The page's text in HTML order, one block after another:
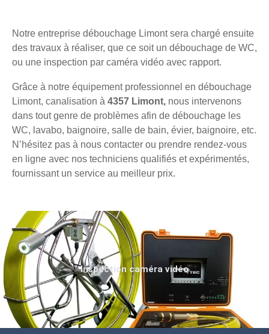
Notre entreprise débouchage Limont sera chargé ensuite
des travaux à réaliser, que ce soit un débouchage de WC,
ou une inspection par caméra vidéo avec rapport.
Grâce à notre équipement professionnel en débouchage
Limont, canalisation à 4357 Limont, nous intervenons
dans tout genre de problèmes afin de débouchage les
WC, lavabo, baignoire, salle de bain, évier, baignoire, etc.
N’hésitez pas à nous contacter ou prendre rendez-vous
en ligne avec nos techniciens qualifiés et expérimentés,
fournissant un service au meilleur prix.
Inspection caméra vidéo